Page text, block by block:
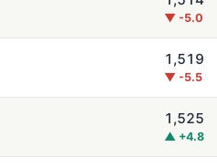
▼ -5.0
1,519
▼ -5.5
1,525
▲ +4.8